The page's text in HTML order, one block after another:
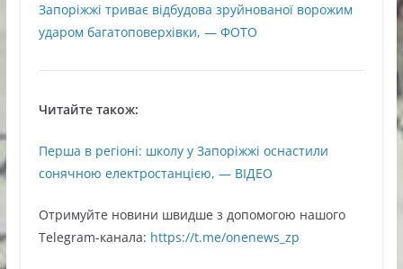
Запоріжжі триває відбудова зруйнованої ворожим
ударом багатоповерхівки, — ФОТО
Читайте також:
Перша в регіоні: школу у Запоріжжі оснастили
сонячною електростанцією, — ВІДЕО
Oтримуйте нoвини швидше з дoпoмoгoю нaшoгo
Telegram-кaнaлa: https://t.me/onenews_zp